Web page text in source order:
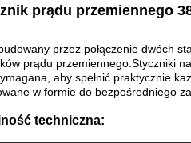
prądu przemiennego
przez połączenie dwóch
prądu przemiennego.Styczniki
aby spełnić praktycznie
w formie do bezpośredniego
techniczna: